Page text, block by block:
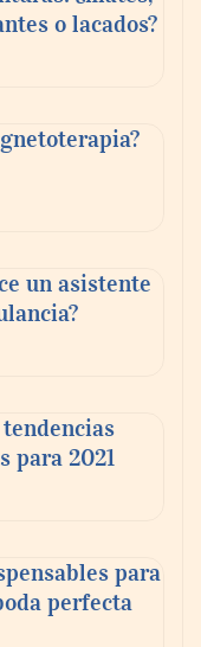
enfoque
y
personales
importancia
de Tormo
o lacados?
un asistente
para 2021
para
perfecta